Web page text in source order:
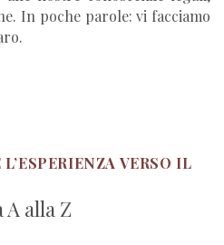
In poche parole: vi facciamo
VERSO IL
alla Z